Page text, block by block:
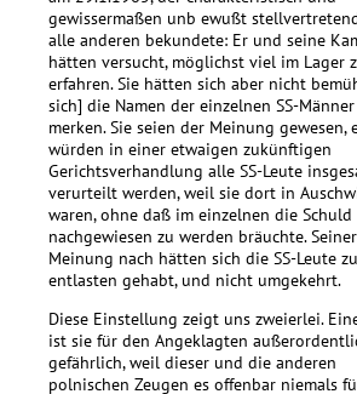
gewissermaßen unb ewußt
alle anderen bekundete: Er und seine
hätten versucht, möglichst viel im Lager
erfahren. Sie hätten sich aber nicht
sich] die Namen der einzelnen SS-
merken. Sie seien der Meinung gewesen,
würden in einer etwaigen zukünftigen
Gerichtsverhandlung alle SS-Leute
verurteilt werden, weil sie dort in
waren, ohne daß im einzelnen die Schuld
nachgewiesen zu werden bräuchte. Seiner
Meinung nach hätten sich die SS-Leute zu
entlasten gehabt, und nicht umgekehrt.
Diese Einstellung zeigt uns zweierlei.
ist sie für den Angeklagten
gefährlich, weil dieser und die anderen
polnischen Zeugen es offenbar niemals